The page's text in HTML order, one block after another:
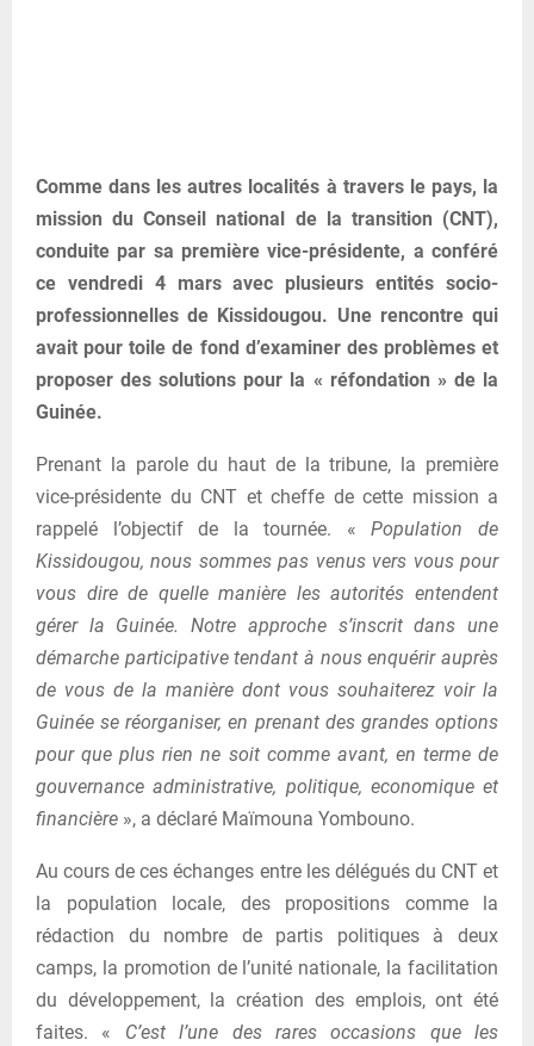
Comme dans les autres localités à travers le pays, la
mission du Conseil national de la transition (CNT),
conduite par sa première vice-présidente, a conféré
ce vendredi 4 mars avec plusieurs entités socio-
professionnelles de Kissidougou. Une rencontre qui
avait pour toile de fond d’examiner des problèmes et
proposer des solutions pour la « réfondation » de la
Guinée.
Prenant la parole du haut de la tribune, la première
vice-présidente du CNT et cheffe de cette mission a
rappelé l’objectif de la tournée. «Population de
Kissidougou, nous sommes pas venus vers vous pour
vous dire de quelle manière les autorités entendent
gérer la Guinée. Notre approche s’inscrit dans une
démarche participative tendant à nous enquérir auprès
de vous de la manière dont vous souhaiterez voir la
Guinée se réorganiser, en prenant des grandes options
pour que plus rien ne soit comme avant, en terme de
gouvernance administrative, politique, economique et
financière », a déclaré Maïmouna Yombouno.
Au cours de ces échanges entre les délégués du CNT et
la population locale, des propositions comme la
rédaction du nombre de partis politiques à deux
camps, la promotion de l’unité nationale, la facilitation
du développement, la création des emplois, ont été
faites. « C’est l’une des rares occasions que les